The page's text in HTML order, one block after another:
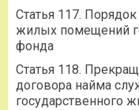
Статья 117.
жилых помещений
фонда
Статья 118.
договора найма
государственного